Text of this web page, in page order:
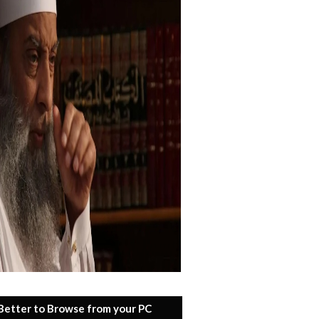
to Browse from your PC